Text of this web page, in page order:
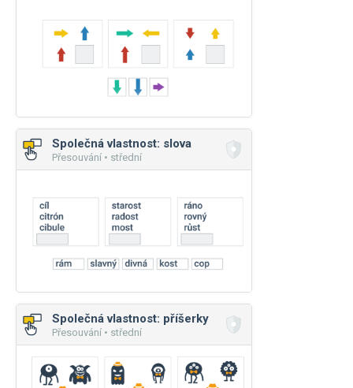
Společná vlastnost: slova
Přesouvání • střední
Společná vlastnost: příšerky
Přesouvání • střední